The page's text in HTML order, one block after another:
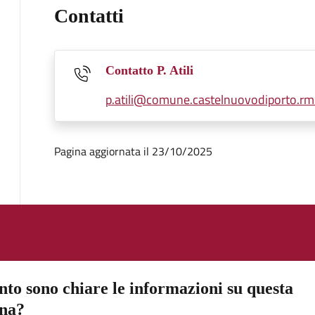
Contatti
Contatto P. Atili
Pagina aggiornata il 23/10/2025
sono chiare le informazioni su questa